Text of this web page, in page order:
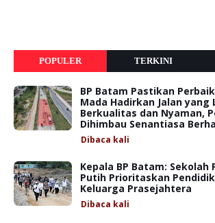
POPULER TERKINI
BP Batam Pastikan
Mada Hadirkan Jalan yang
Berkualitas dan Nyaman,
Dihimbau Senantiasa
Dibaca kali
Kepala BP Batam: Sekolah
Putih Prioritaskan
Keluarga Prasejahtera
Dibaca kali